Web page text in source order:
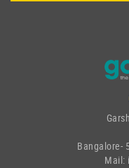
Bangalore-
Mail: